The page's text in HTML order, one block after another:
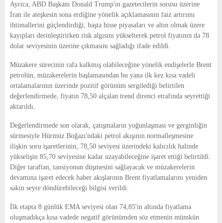
Ayrıca, ABD Başkanı Donald Trump'ın gazetecilerin sorusu üzerine
İran ile ateşkesin sona erdiğine yönelik açıklamasının faiz artırımı
ihtimallerini güçlendirdiği, başta hisse piyasaları ve altın olmak üzere
kayıpları derinleştirirken risk algısını yükselterek petrol fiyatının da 78
dolar seviyesinin üzerine çıkmasını sağladığı ifade edildi.
Müzakere sürecinin rafa kalkmış olabileceğine yönelik endişelerle Brent
petrolün, müzakerelerin başlamasından bu yana ilk kez kısa vadeli
ortalamalarının üzerinde pozitif görünüm sergilediği belirtilen
değerlendirmede, fiyatın 78,50 alçalan trend direnci etrafında seyrettiği
aktarıldı.
Değerlendirmede son olarak, çatışmaların yoğunlaşması ve gerginliğin
sürmesiyle Hürmüz Boğazı'ndaki petrol akışının normalleşmesine
ilişkin soru işaretlerinin, 78,50 seviyesi üzerindeki kalıcılık halinde
yükselişin 85,70 seviyesine kadar uzayabileceğine işaret ettiği belirtildi.
Diğer taraftan, tansiyonun düşmesini sağlayacak ve müzakerelerin
devamına işaret edecek haber akışlarının Brent fiyatlamalarını yeniden
sakin seyre döndürebileceği bilgisi verildi.
İlk etapta 8 günlük EMA seviyesi olan 74,85'in altında fiyatlama
oluşmadıkça kısa vadede negatif görünümden söz etmenin mümkün